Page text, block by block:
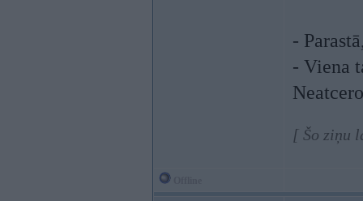
-
- Viena
[ Šo ziņu